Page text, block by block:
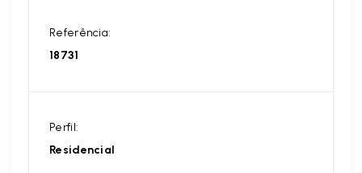
Referência:
18731
Perfil:
Residencial